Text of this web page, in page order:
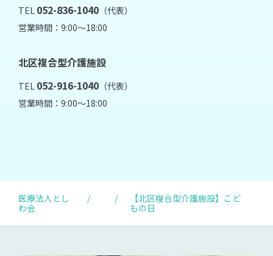
TEL 052-836-1040 （代表）
営業時間：9:00～18:00
北区複合型介護施設
TEL 052-916-1040 （代表）
営業時間：9:00～18:00
医療法人とし
わ会
/ /
【北区複合型介護施設】こど
もの日